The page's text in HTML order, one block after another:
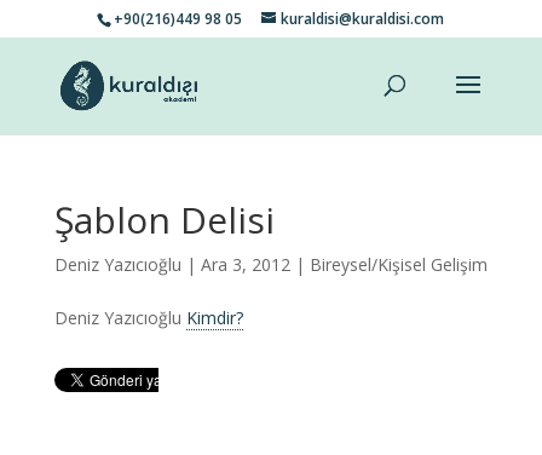
+90(216)449 98 05 kuraldisi@kuraldisi.com
Şablon Delisi
Deniz Yazıcıoğlu | Ara 3, 2012 | Bireysel/Kişisel Gelişim
Deniz Yazıcıoğlu Kimdir?